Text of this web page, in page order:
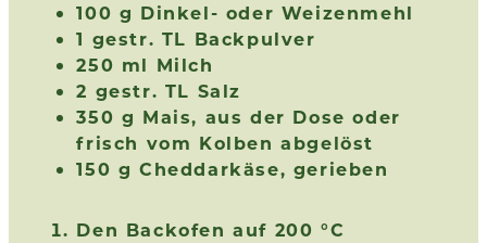
100 g Dinkel- oder Weizenmehl
1 gestr. TL Backpulver
250 ml Milch
2 gestr. TL Salz
350 g Mais, aus der Dose oder
frisch vom Kolben abgelöst
150 g Cheddarkäse, gerieben
Den Backofen auf 200 °C